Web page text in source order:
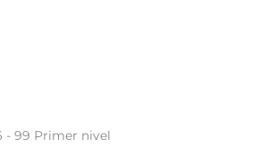
- 99 Primer nivel